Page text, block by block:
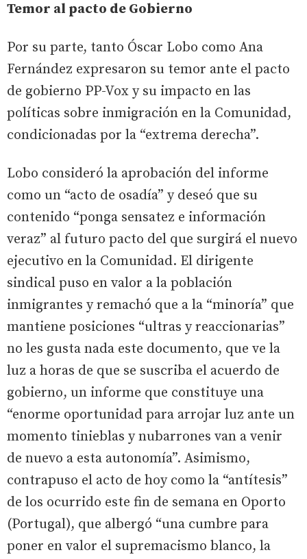
Temor al pacto de Gobierno
Por su parte, tanto Óscar Lobo como Ana
Fernández expresaron su temor ante el pacto
de gobierno PP-Vox y su impacto en las
políticas sobre inmigración en la Comunidad,
condicionadas por la “extrema derecha”.
Lobo consideró la aprobación del informe
como un “acto de osadía” y deseó que su
contenido “ponga sensatez e información
veraz” al futuro pacto del que surgirá el nuevo
ejecutivo en la Comunidad. El dirigente
sindical puso en valor a la población
inmigrantes y remachó que a la “minoría” que
mantiene posiciones “ultras y reaccionarias”
no les gusta nada este documento, que ve la
luz a horas de que se suscriba el acuerdo de
gobierno, un informe que constituye una
“enorme oportunidad para arrojar luz ante un
momento tinieblas y nubarrones van a venir
de nuevo a esta autonomía”. Asimismo,
contrapuso el acto de hoy como la “antítesis”
de los ocurrido este fin de semana en Oporto
(Portugal), que albergó “una cumbre para
poner en valor el supremacismo blanco, la